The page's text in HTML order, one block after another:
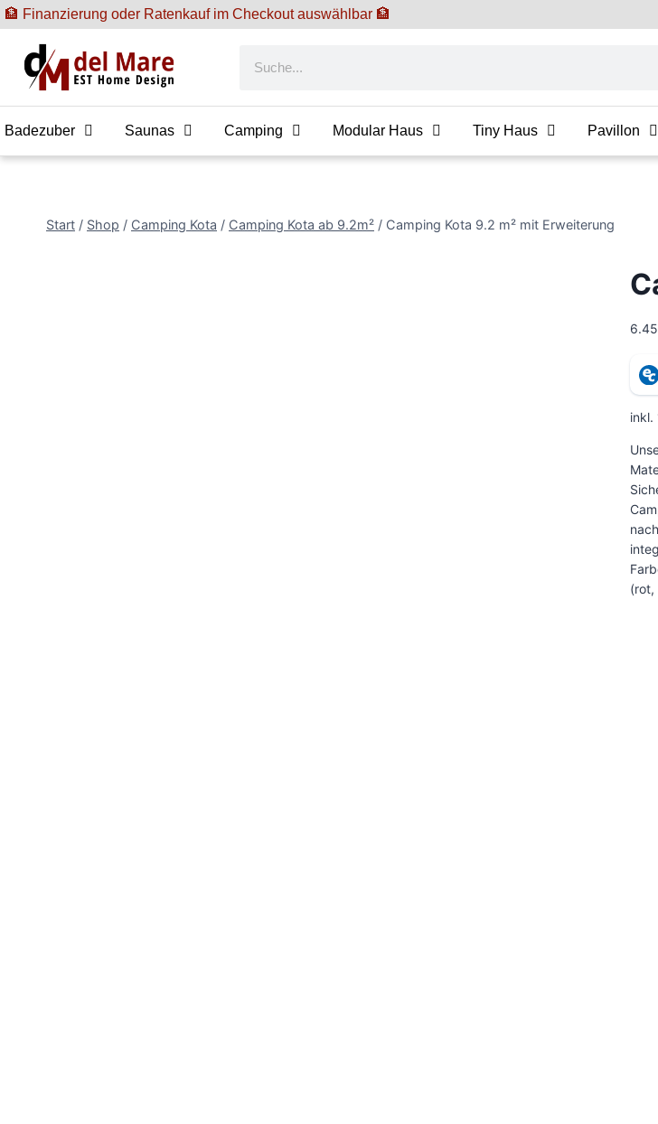
🏦 Finanzierung oder Ratenkauf im Checkout auswählbar 🏦
Badezuber Saunas Camping Modular Haus Tiny Haus Pavillon
Start / Shop / Camping Kota / Camping Kota ab 9.2m² / Camping Kota 9.2 m² mit Erweiterung
inkl.
(rot,